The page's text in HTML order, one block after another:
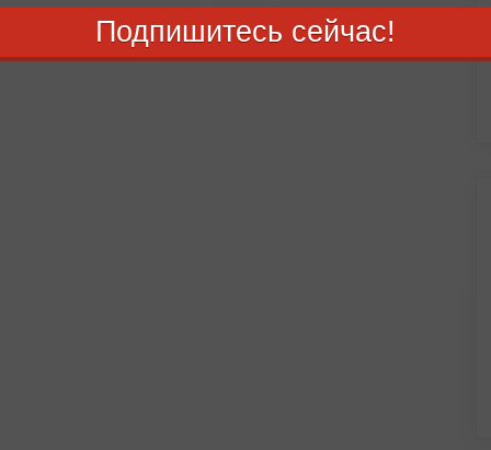
Подпишитесь сейчас!